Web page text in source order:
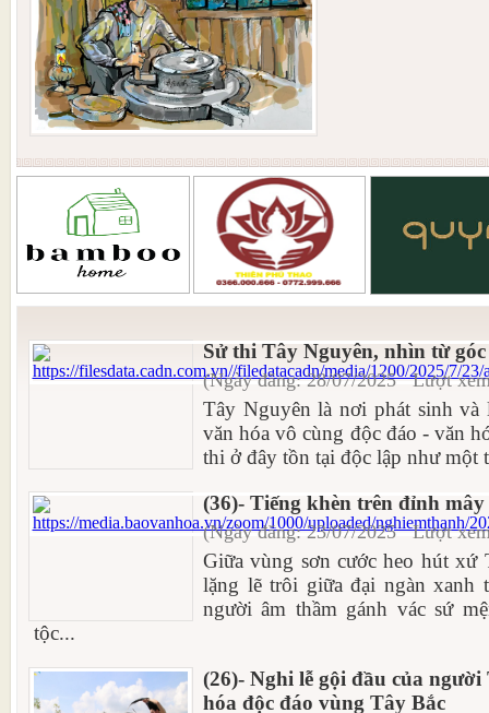
Sử thi Tây Nguyên, nhìn từ
(Ngày đăng: 28/07/2025 Lượt
Tây Nguyên là nơi phát sinh
văn hóa vô cùng độc đáo - văn
thi ở đây tồn tại độc lập như một
(36)- Tiếng khèn trên đỉnh
(Ngày đăng: 23/07/2025 Lượt
Giữa vùng sơn cước heo hút xứ
lặng lẽ trôi giữa đại ngàn xanh
người âm thầm gánh vác sứ
tộc...
(26)- Nghi lễ gội đầu của
hóa độc đáo vùng Tây Bắc